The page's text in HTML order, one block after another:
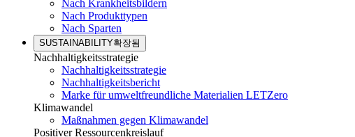
Nach Krankheitsbildern
Nach Produkttypen
Nach Sparten
SUSTAINABILITY확장됨
Nachhaltigkeitsstrategie
Nachhaltigkeitsstrategie
Nachhaltigkeitsbericht
Marke für umweltfreundliche Materialien LETZero
Klimawandel
Maßnahmen gegen Klimawandel
Positiver Ressourcenkreislauf